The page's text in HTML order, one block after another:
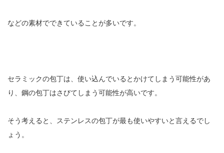
などの素材でできていることが多いです。
セラミックの包丁は、使い込んでいるとかけてしまう可能性があ
り、鋼の包丁はさびてしまう可能性が高いです。
そう考えると、ステンレスの包丁が最も使いやすいと言えるでし
ょう。